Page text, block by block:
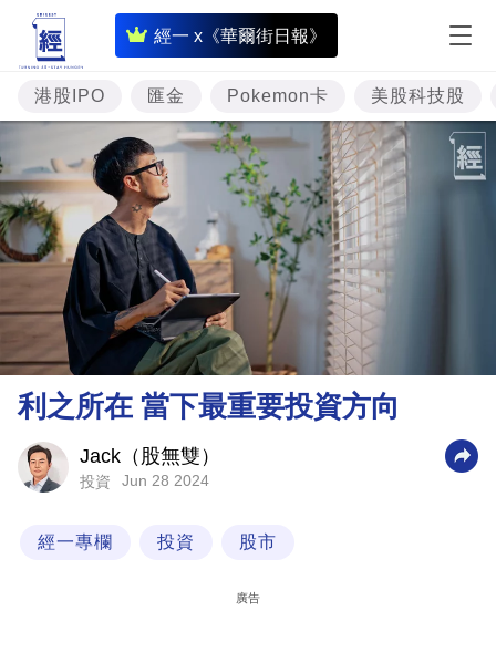
經一 x《華爾街日報》
即
時
財
經
專
題
投
資
樓
市
理
財
商
業
港股IPO 匯金 Pokemon卡 美股科技股
利之所在 當下最重要投資方向
Jack（股無雙）
投資 Jun 28 2024
經一專欄 投資 股市
廣告